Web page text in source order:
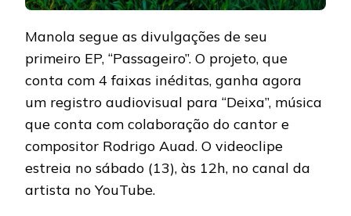
Manola segue as divulgações de seu
primeiro EP, “Passageiro”. O projeto, que
conta com 4 faixas inéditas, ganha agora
um registro audiovisual para “Deixa”, música
que conta com colaboração do cantor e
compositor Rodrigo Auad. O videoclipe
estreia no sábado (13), às 12h, no canal da
artista no YouTube.